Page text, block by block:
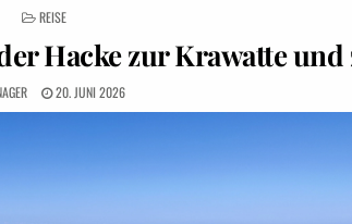
POSTED
REISE
Hacke zur Krawatte
20. JUNI 2026